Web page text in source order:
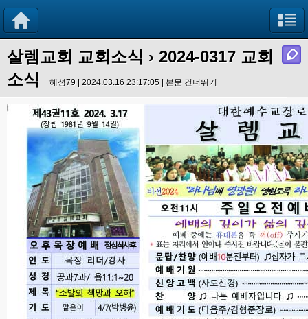
살렘교회 교회소식 › 2024-0317 교회
소식
혜성79 | 2024.03.16 23:17:05 | 본문 건너뛰기